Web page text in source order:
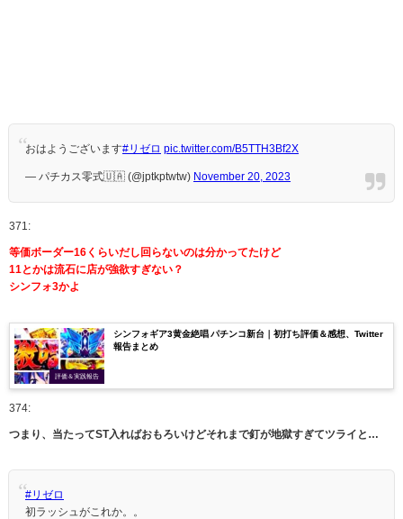
おはようございます#リゼロ pic.twitter.com/B5TTH3Bf2X
— パチカス零式🇺🇦 (@jptkptwtw) November 20, 2023
371:
等価ボーダー16くらいだし回らないのは分かってたけど
11とかは流石に店が強欲すぎない？
シンフォ3かよ
評価＆実践報告
シンフォギア3黄金絶唱 パチンコ新台｜初打ち評価＆感想、Twitter
報告まとめ
374:
つまり、当たってST入ればおもろいけどそれまで釘が地獄すぎてツライと…
#リゼロ
初ラッシュがこれか。。